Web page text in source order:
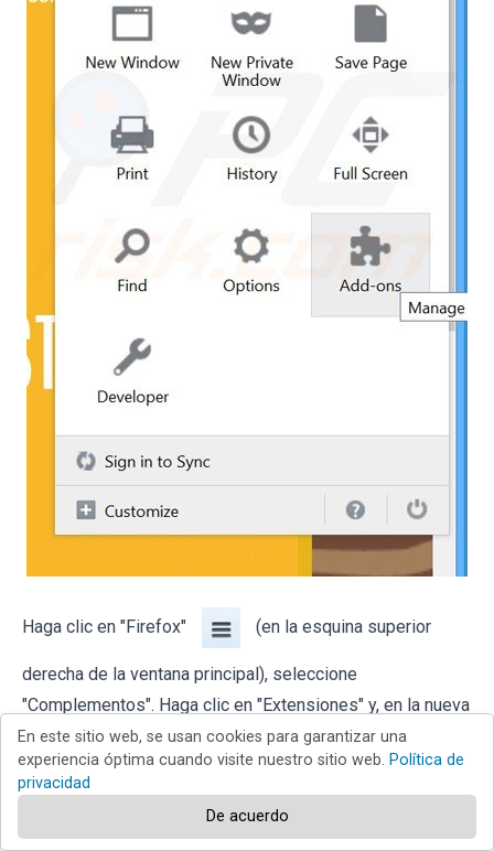
Haga clic en "Firefox" (en la esquina superior
derecha de la ventana principal), seleccione
"Complementos". Haga clic en "Extensiones" y, en la nueva
pantalla, desactive: "Better Brain".
En este sitio web, se usan cookies para garantizar una
experiencia óptima cuando visite nuestro sitio web. Política de
privacidad
De acuerdo